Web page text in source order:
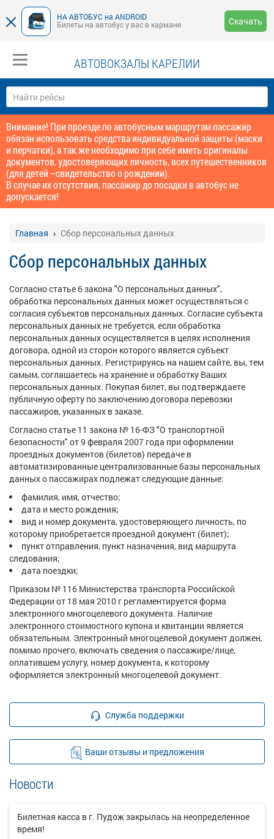
НА АВТОБУС на ANDROID
Билеты на автобус у вас в кармане
Скачать
АВТОВОКЗАЛЫ КАРЕЛИИ
Внимание! При проезде по автобусным маршрутам пассажир
обязан использовать средства индивидуальной защиты (маски
и перчатки), а так же необходимо при себе иметь оригиналы
документов, удостоверяющих личность, всех путешественников
(для детей –свидетельство о рождении).
В случае их отсутствия, пассажир до посадки в автобус не
допускается!
Главная Сбор персональных данных
Сбор персональных данных
Согласно статье 6 закона "О персональных данных",
обработка персональных данных может осуществляться с
согласия субъектов персональных данных. Согласие субъекта
персональных данных не требуется, если обработка
персональных данных осуществляется в целях исполнения
договора, одной из сторон которого является субъект
персональных данных. Регистрируясь на нашем сайте, вы, тем
самым, соглашаетесь на хранение и обработку Ваших
персональных данных. Покупая билет, вы подтверждаете
публичную оферту по заключению договора перевозки
пассажиров, указанных в заказе.
Согласно статье 11 закона № 16-ФЗ "О транспортной
безопасности" от 9 февраля 2007 года при оформлении
проездных документов (билетов) передаче в
автоматизированные централизованные базы персональных
данных о пассажирах подлежат следующие данные:
фамилия, имя, отчество;
дата и место рождения;
вид и номер документа, удостоверяющего личность, по
которому приобретается проездной документ (билет);
пункт отправления, пункт назначения, вид маршрута
следования;
дата поездки;
Приказом № 116 Министерства транспорта Российской
Федерации от 18 мая 2010 г регламентируется форма
электронного многоцелевого документа. Наличие
электронного стоимостного купона и квитанции является
обязательным. Электронный многоцелевой документ должен,
помимо прочего, включать сведения о пассажире/лице,
оплатившем услугу, номер документа, к которому
оформляется электронный многоцелевой документ.
Служба поддержки
Ваши отзывы и предложения
Новости
Билетная касса в г. Пудож закрылась на неопределенное
время!